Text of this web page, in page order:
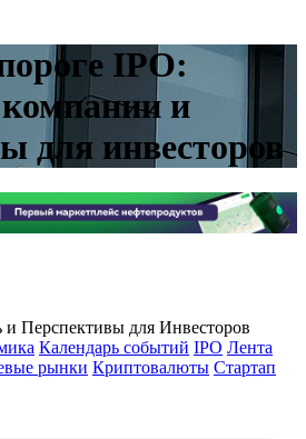
IPO:
компании и
для инвесторов
Перспективы для Инвесторов
Календарь событий IPO Лента
рынки Криптовалюты Стартап